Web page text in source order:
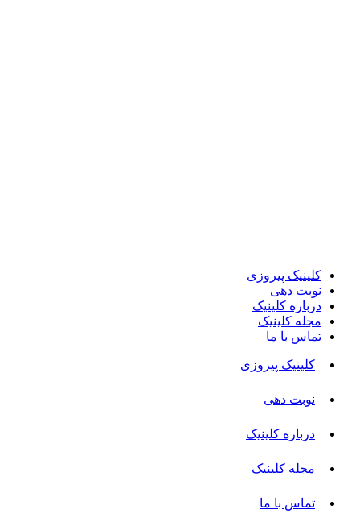
کلینیک پیروزی
نوبت دهی
درباره کلینیک
مجله کلینیک
تماس با ما
کلینیک پیروزی
نوبت دهی
درباره کلینیک
مجله کلینیک
تماس با ما